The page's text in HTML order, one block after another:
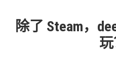
除了 Steam，
玩